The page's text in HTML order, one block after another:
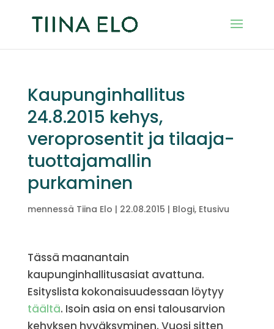
Kaupunginhallitus
24.8.2015 kehys,
veroprosentit ja tilaaja-
tuottajamallin
purkaminen
mennessä Tiina Elo | 22.08.2015 | Blogi, Etusivu
Tässä maanantain
kaupunginhallitusasiat avattuna.
Esityslista kokonaisuudessaan löytyy
täältä. Isoin asia on ensi talousarvion
kehyksen hyväksyminen. Vuosi sitten